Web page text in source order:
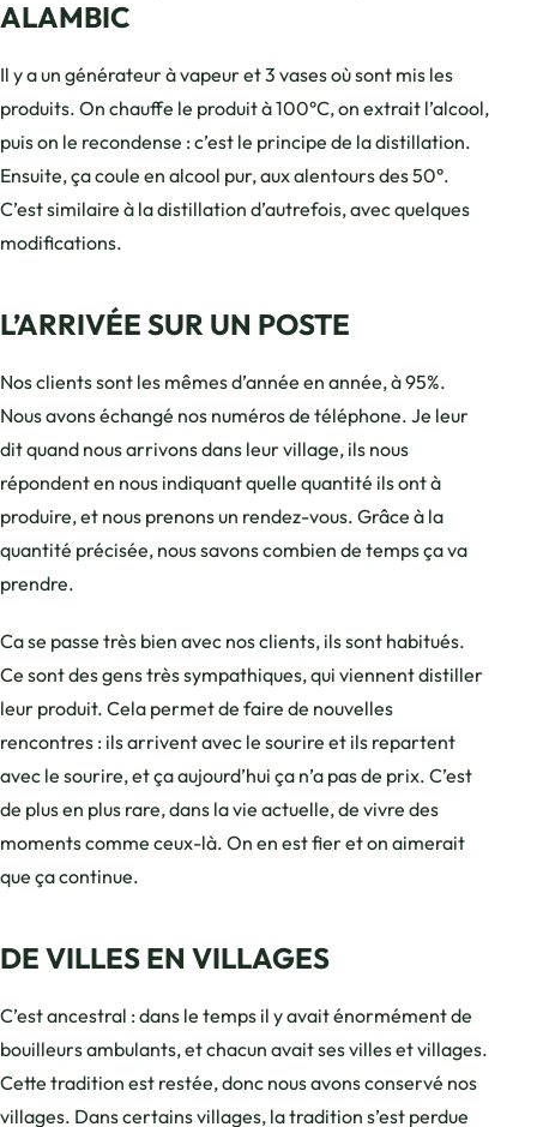
ALAMBIC
Il y a un générateur à vapeur et 3 vases où sont mis les
produits. On chauffe le produit à 100°C, on extrait l’alcool,
puis on le recondense : c’est le principe de la distillation.
Ensuite, ça coule en alcool pur, aux alentours des 50°.
C’est similaire à la distillation d’autrefois, avec quelques
modifications.
L’ARRIVÉE SUR UN POSTE
Nos clients sont les mêmes d’année en année, à 95%.
Nous avons échangé nos numéros de téléphone. Je leur
dit quand nous arrivons dans leur village, ils nous
répondent en nous indiquant quelle quantité ils ont à
produire, et nous prenons un rendez-vous. Grâce à la
quantité précisée, nous savons combien de temps ça va
prendre.
Ca se passe très bien avec nos clients, ils sont habitués.
Ce sont des gens très sympathiques, qui viennent distiller
leur produit. Cela permet de faire de nouvelles
rencontres : ils arrivent avec le sourire et ils repartent
avec le sourire, et ça aujourd’hui ça n’a pas de prix. C’est
de plus en plus rare, dans la vie actuelle, de vivre des
moments comme ceux-là. On en est fier et on aimerait
que ça continue.
DE VILLES EN VILLAGES
C’est ancestral : dans le temps il y avait énormément de
bouilleurs ambulants, et chacun avait ses villes et villages.
Cette tradition est restée, donc nous avons conservé nos
villages. Dans certains villages, la tradition s’est perdue